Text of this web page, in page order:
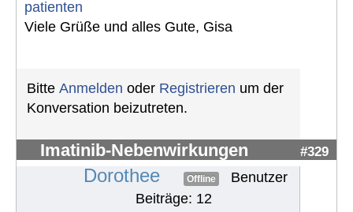
patienten
Viele Grüße und alles Gute, Gisa
Bitte Anmelden oder Registrieren um der
Konversation beizutreten.
Imatinib-Nebenwirkungen #329
Dorothee Offline
Benutzer
Beiträge: 12